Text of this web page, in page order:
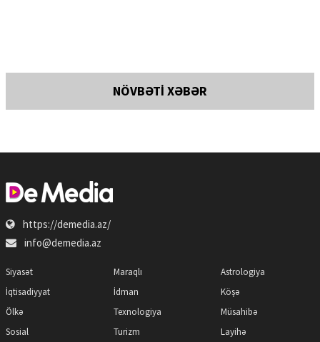
NÖVBƏTİ XƏBƏR
https://demedia.az/
info@demedia.az
Siyasət
İqtisadiyyat
Ölkə
Sosial
Maraqlı
İdman
Texnologiya
Turizm
Astrologiya
Köşə
Müsahibə
Layihə